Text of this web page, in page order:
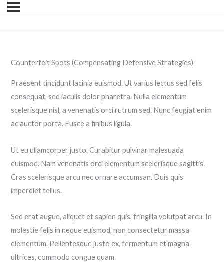
Counterfeit Spots (Compensating Defensive Strategies)
Praesent tincidunt lacinia euismod. Ut varius lectus sed felis
consequat, sed iaculis dolor pharetra. Nulla elementum
scelerisque nisl, a venenatis orci rutrum sed. Nunc feugiat enim
ac auctor porta. Fusce a finibus ligula.
Ut eu ullamcorper justo. Curabitur pulvinar malesuada
euismod. Nam venenatis orci elementum scelerisque sagittis.
Cras scelerisque arcu nec ornare accumsan. Duis quis
imperdiet tellus.
Sed erat augue, aliquet et sapien quis, fringilla volutpat arcu. In
molestie felis in neque euismod, non consectetur massa
elementum. Pellentesque justo ex, fermentum et magna
ultrices, commodo congue quam.